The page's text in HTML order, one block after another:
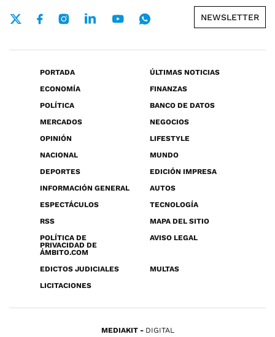
NEWSLETTER
PORTADA
ÚLTIMAS NOTICIAS
ECONOMÍA
FINANZAS
POLÍTICA
BANCO DE DATOS
MERCADOS
NEGOCIOS
OPINIÓN
LIFESTYLE
NACIONAL
MUNDO
DEPORTES
EDICIÓN IMPRESA
INFORMACIÓN GENERAL
AUTOS
ESPECTÁCULOS
TECNOLOGÍA
RSS
MAPA DEL SITIO
POLÍTICA DE
PRIVACIDAD DE
ÁMBITO.COM
AVISO LEGAL
EDICTOS JUDICIALES
MULTAS
LICITACIONES
MEDIAKIT DIGITAL